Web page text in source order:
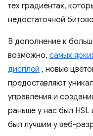
тех градиентах,
недостаточной
В дополнение к
возможно, самых
дисплей , новые
предоставляют
управления и
раньше у нас был HSL
был лучшим у веб-